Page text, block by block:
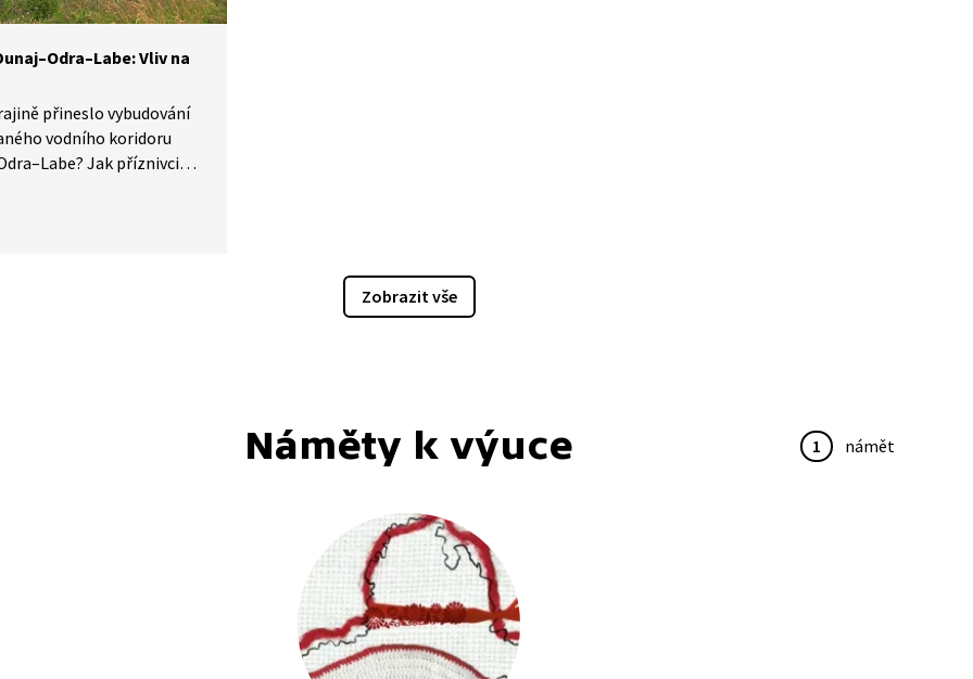
vysvětluje.
Vliv na
přineslo vybudování
vodního koridoru
Jak příznivci
kanálu zadržet vodu
Zobrazit vše
Náměty k výuce 1 námět